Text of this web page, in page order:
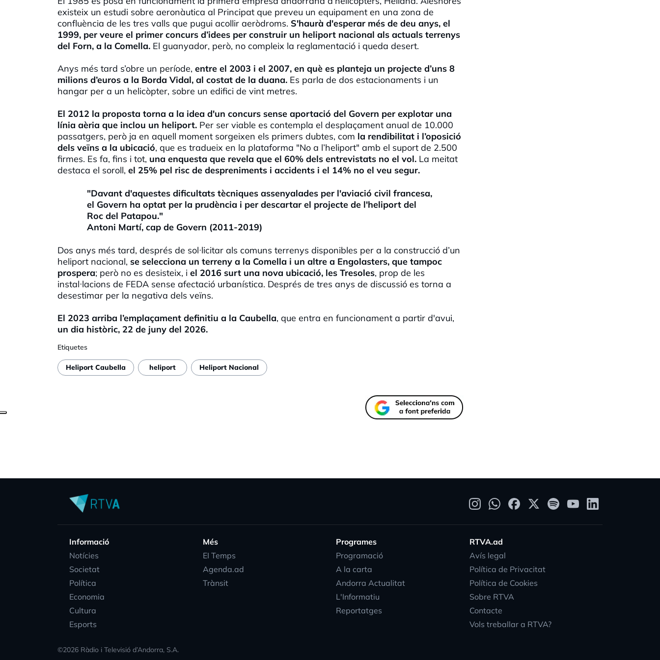
existeix un estudi sobre aeronàutica al Principat que preveu un equipament en una zona de
confluència de les tres valls que pugui acollir aeròdroms. S'haurà d'esperar més de deu anys, el
1999, per veure el primer concurs d’idees per construir un heliport nacional als actuals terrenys
del Forn, a la Comella. El guanyador, però, no compleix la reglamentació i queda desert.
Anys més tard s’obre un període, entre el 2003 i el 2007, en què es planteja un projecte d’uns 8
milions d’euros a la Borda Vidal, al costat de la duana. Es parla de dos estacionaments i un
hangar per a un helicòpter, sobre un edifici de vint metres.
El 2012 la proposta torna a la idea d'un concurs sense aportació del Govern per explotar una
línia aèria que inclou un heliport. Per ser viable es contempla el desplaçament anual de 10.000
passatgers, però ja en aquell moment sorgeixen els primers dubtes, com la rendibilitat i l’oposició
dels veïns a la ubicació, que es tradueix en la plataforma "No a l’heliport" amb el suport de 2.500
firmes. Es fa, fins i tot, una enquesta que revela que el 60% dels entrevistats no el vol. La meitat
destaca el soroll, el 25% pel risc de despreniments i accidents i el 14% no el veu segur.
"Davant d'aquestes dificultats tècniques assenyalades per l'aviació civil francesa,
el Govern ha optat per la prudència i per descartar el projecte de l'heliport del
Roc del Patapou."
Antoni Martí, cap de Govern (2011-2019)
Dos anys més tard, després de sol·licitar als comuns terrenys disponibles per a la construcció d’un
heliport nacional, se selecciona un terreny a la Comella i un altre a Engolasters, que tampoc
prospera; però no es desisteix, i el 2016 surt una nova ubicació, les Tresoles, prop de les
instal·lacions de FEDA sense afectació urbanística. Després de tres anys de discussió es torna a
desestimar per la negativa dels veïns.
El 2023 arriba l’emplaçament definitiu a la Caubella, que entra en funcionament a partir d'avui,
un dia històric, 22 de juny del 2026.
Etiquetes
Heliport Caubella heliport Heliport Nacional
Informació
Notícies
Societat
Política
Economia
Cultura
Esports
Més
EI Temps
Agenda.ad
Trànsit
Programes
Programació
A la carta
Andorra Actualitat
L'Informatiu
Reportatges
RTVA.ad
Avís legal
Política de Privacitat
Política de Cookies
Sobre RTVA
Contacte
Vols treballar a RTVA?
©2026 Ràdio i Televisió d’Andorra, S.A.